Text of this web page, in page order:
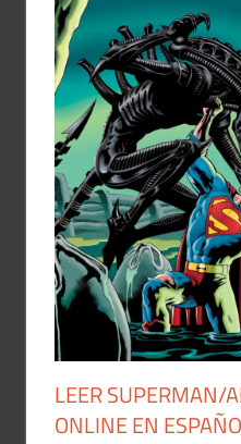
LEER SUPERMAN/
ONLINE EN